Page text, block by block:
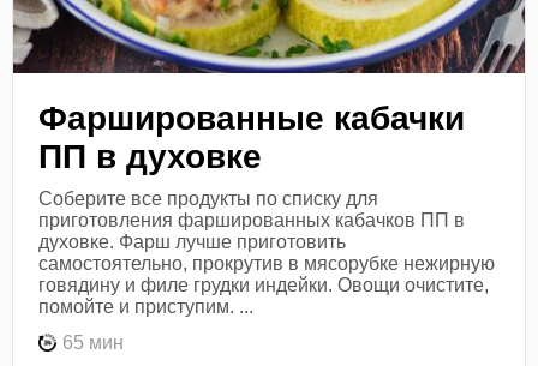
Фаршированные кабачки
ПП в духовке
Соберите все продукты по списку для
приготовления фаршированных кабачков ПП в
духовке. Фарш лучше приготовить
самостоятельно, прокрутив в мясорубке нежирную
говядину и филе грудки индейки. Овощи очистите,
помойте и приступим. ...
65 мин